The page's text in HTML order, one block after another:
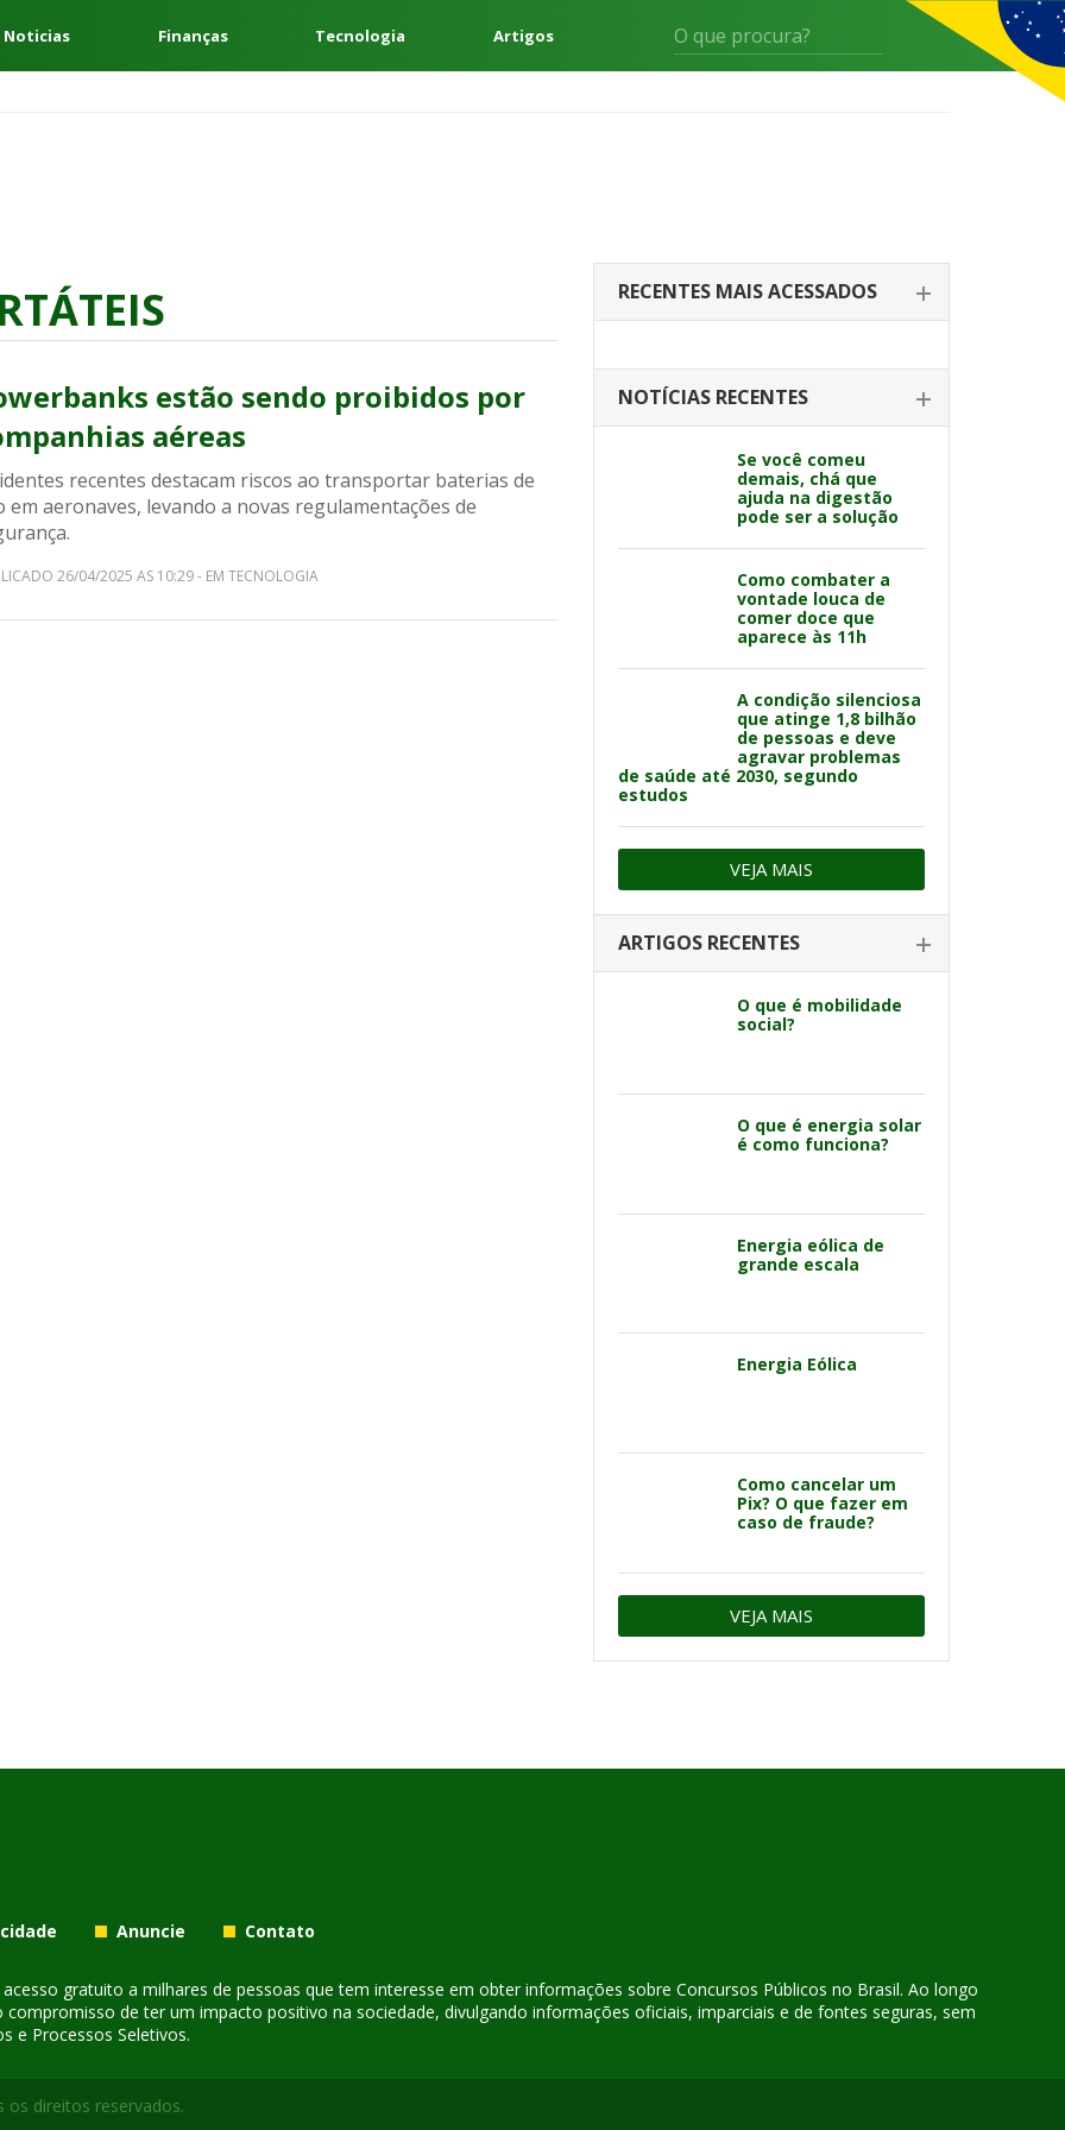
Noticias Finanças Tecnologia Artigos
estão sendo proibidos por
aéreas
recentes destacam riscos ao transportar baterias de
em aeronaves, levando a novas regulamentações de
26/04/2025 AS 10:29 - EM TECNOLOGIA
RECENTES MAIS ACESSADOS
NOTÍCIAS RECENTES
Se você comeu
demais, chá que
ajuda na digestão
pode ser a solução
Como combater a
vontade louca de
comer doce que
aparece às 11h
A condição silenciosa
que atinge 1,8 bilhão
de pessoas e deve
agravar problemas
de saúde até 2030, segundo
estudos
VEJA MAIS
ARTIGOS RECENTES
O que é mobilidade
social?
O que é energia solar
é como funciona?
Energia eólica de
grande escala
Energia Eólica
Como cancelar um
Pix? O que fazer em
caso de fraude?
VEJA MAIS
Anuncie Contato
gratuito a milhares de pessoas que tem interesse em obter informações sobre Concursos Públicos no Brasil. Ao longo
de ter um impacto positivo na sociedade, divulgando informações oficiais, imparciais e de fontes seguras, sem
e Processos Seletivos.
os direitos reservados.